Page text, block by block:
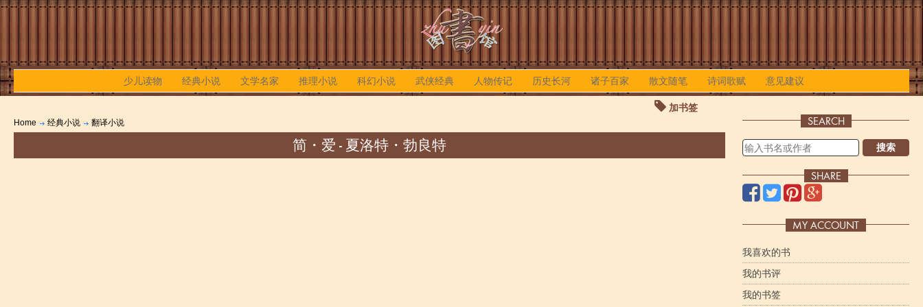
少儿读物 经典小说 文学名家 推理小说 科幻小说 武侠经典 人物传记 历史长河 诸子百家 散文随笔 诗词歌赋 意见建议
加书签
Home 经典小说 翻译小说
简・爱 - 夏洛特・勃良特
SEARCH
搜索
SHARE
MY ACCOUNT
我喜欢的书
我的书评
我的书签